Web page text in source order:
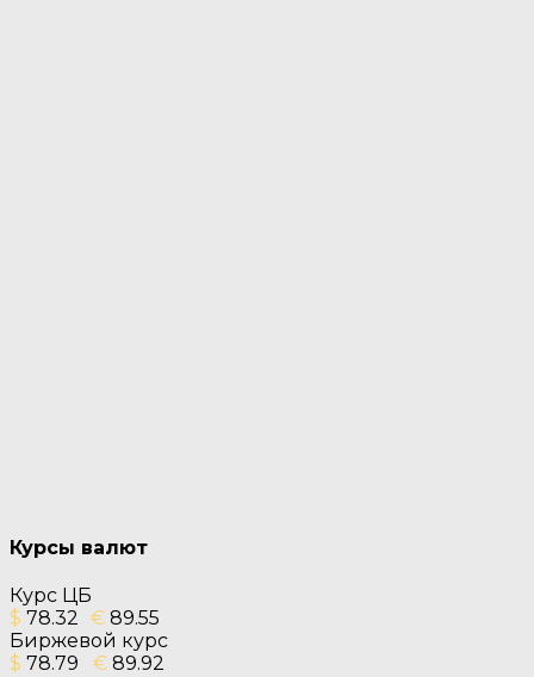
Курсы валют
Курс ЦБ
$ 78.32 € 89.55
Биржевой курс
$ 78.79 € 89.92